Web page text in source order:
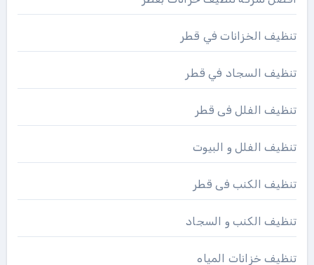
تنظيف الخزانات في قطر
تنظيف السجاد في قطر
تنظيف الفلل فى قطر
تنظيف الفلل و البيوت
تنظيف الكنب فى قطر
تنظيف الكنب و السجاد
تنظيف خزانات المياه